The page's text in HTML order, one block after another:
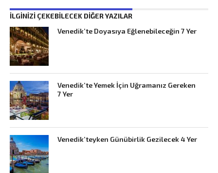
İLGINIZI ÇEKEBILECEK DIĞER YAZILAR
Venedik’te Doyasıya Eğlenebileceğin 7 Yer
Venedik’te Yemek İçin Uğramanız Gereken
7 Yer
Venedik’teyken Günübirlik Gezilecek 4 Yer